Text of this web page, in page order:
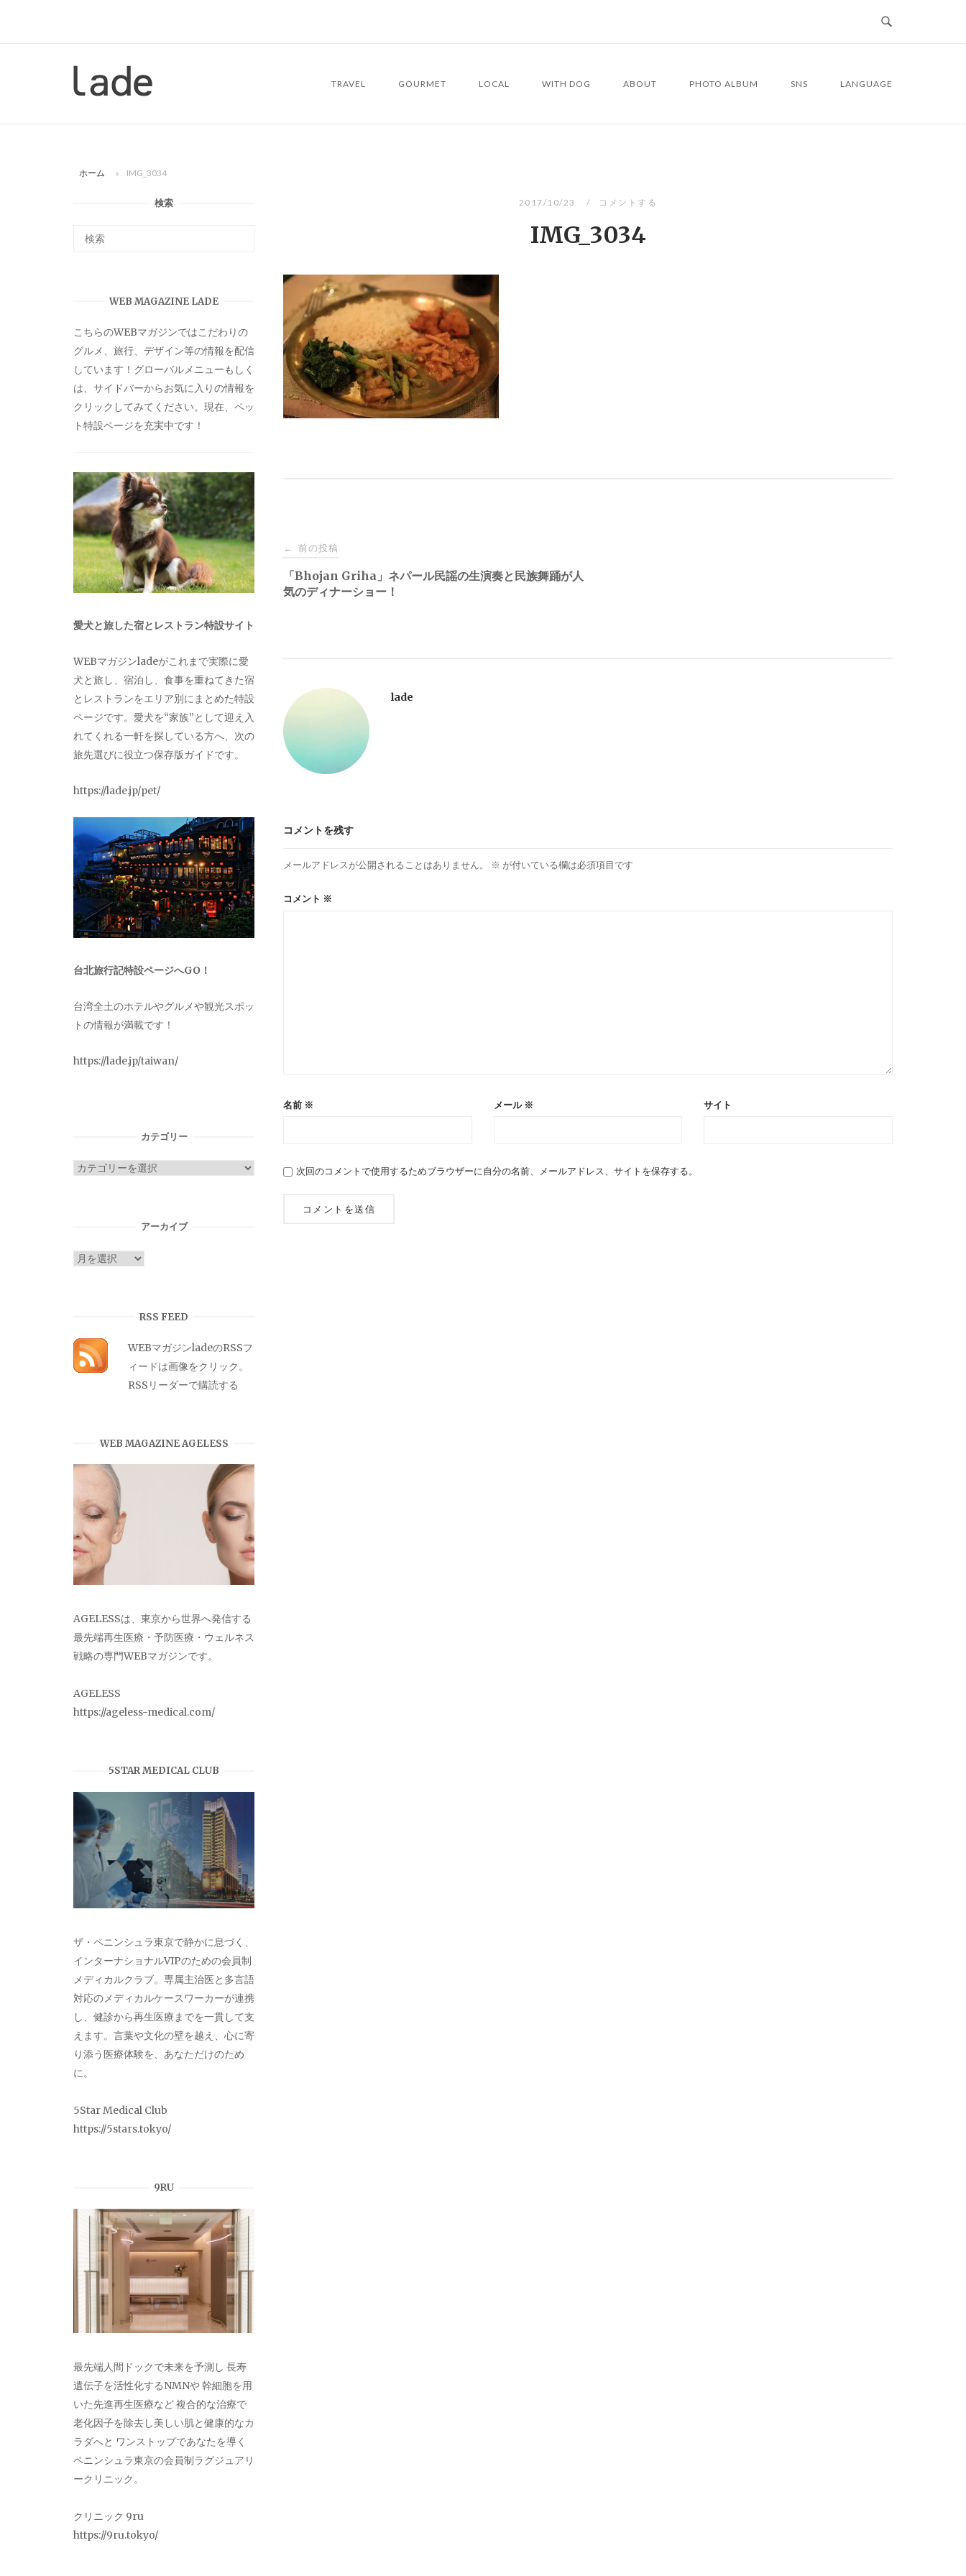
ー
TRAVEL GOURMET LOCAL WITH DOG ABOUT PHOTO ALBUM SNS LANGUAGE
ホーム » IMG_3034
2017/10/23 コメントする
IMG_3034
投
稿
ゲ
ー
シ
ン
← 前の投稿
「Bhojan Griha」ネパール民謡の生演奏と民族舞踊が人
気のディナーショー！
lade
コメントを残す
メールアドレスが公開されることはありません。 ※ が付いている欄は必須項目です
コメント ※
名前 ※ メール ※ サイト
次回のコメントで使用するためブラウザーに自分の名前、メールアドレス、サイトを保存する。
検索
WEB MAGAZINE LADE
こちらのWEBマガジンではこだわりの
グルメ、旅行、デザイン等の情報を配信
しています！グローバルメニューもしく
は、サイドバーからお気に入りの情報を
クリックしてみてください。現在、ペッ
ト特設ページを充実中です！
愛犬と旅した宿とレストラン特設サイト
WEBマガジンladeがこれまで実際に愛
犬と旅し、宿泊し、食事を重ねてきた宿
とレストランをエリア別にまとめた特設
ページです。愛犬を“家族”として迎え入
れてくれる一軒を探している方へ、次の
旅先選びに役立つ保存版ガイドです。
https://lade.jp/pet/
台北旅行記特設ページへGO！
台湾全土のホテルやグルメや観光スポッ
トの情報が満載です！
https://lade.jp/taiwan/
カテゴリー
カ
アーカイブ
ア
RSS FEED
WEBマガジンladeのRSSフ
ィードは画像をクリック。
RSSリーダーで購読する
WEB MAGAZINE AGELESS
AGELESSは、東京から世界へ発信する
最先端再生医療・予防医療・ウェルネス
戦略の専門WEBマガジンです。
AGELESS
https://ageless-medical.com/
5STAR MEDICAL CLUB
ザ・ペニンシュラ東京で静かに息づく、
インターナショナルVIPのための会員制
メディカルクラブ。専属主治医と多言語
対応のメディカルケースワーカーが連携
し、健診から再生医療までを一貫して支
えます。言葉や文化の壁を越え、心に寄
り添う医療体験を、あなただけのため
に。
5Star Medical Club
https://5stars.tokyo/
9RU
最先端人間ドックで未来を予測し 長寿
遺伝子を活性化するNMNや 幹細胞を用
いた先進再生医療など 複合的な治療で
老化因子を除去し美しい肌と健康的なカ
ラダへと ワンストップであなたを導く
ペニンシュラ東京の会員制ラグジュアリ
ークリニック。
クリニック 9ru
https://9ru.tokyo/